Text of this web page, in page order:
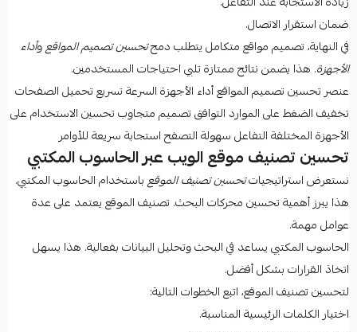
ضمان استقرار الاتصال.
في النهاية، تصميم مواقع متكامل يتطلب دمجتحسين تصميم المواقعوأداء
الأجهزة. هذا يضمن نتائج ممتازة تلبي احتياجات المستخدمين.
عنصر تحسين تصميم المواقع أداء الأجهزة السرعة تسريع تحميل الصفحات
تخفيف الضغط على الموارد التوافق تصميم متجاوب تحسين الاستخدام على
الأجهزة المختلفة التفاعل سهولة التصفح استجابة سريعة للأوامر
تحسين تصنيف موقع الويب عبر الحاسوب المكتبي
نستعرض استراتيجياتتحسين تصنيف الموقعباستخدام الحاسوب المكتبي.
هذا يبرز أهمية تحسين محركات البحث. تصنيف الموقع يعتمد على عدة
عوامل مهمة.
الحاسوب المكتبي يساعد في البحث وتحليل البيانات بفعالية. هذا يسهل
اتخاذ القرارات بشكل أفضل.
لتحسين تصنيف الموقع، اتبع الخطوات التالية:
اختيار الكلمات الرئيسية المناسبة.